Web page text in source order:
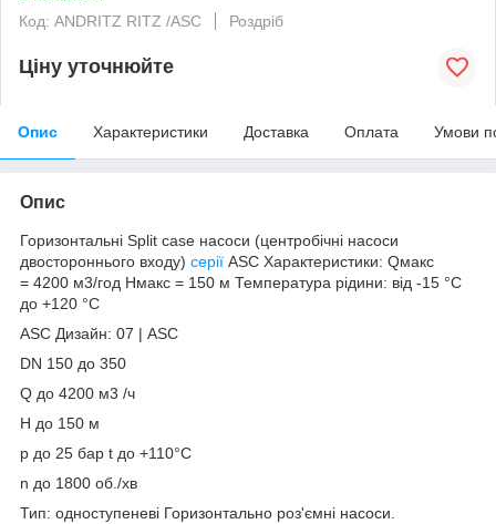
Код: ANDRITZ RITZ /ASC
Роздріб
Ціну уточнюйте
Опис Характеристики Доставка Оплата Умови
Опис
Горизонтальні Split case насоси (центробічні насоси
двостороннього входу) серії ASC Характеристики: Qмакс
= 4200 м3/год Hмакс = 150 м Температура рідини: від -15 °C
до +120 °C
ASC Дизайн: 07 | ASC
DN 150 до 350
Q до 4200 м3 /ч
H до 150 м
p до 25 бар t до +110°C
n до 1800 об./хв
Тип: одноступеневі Горизонтально роз'ємні насоси.